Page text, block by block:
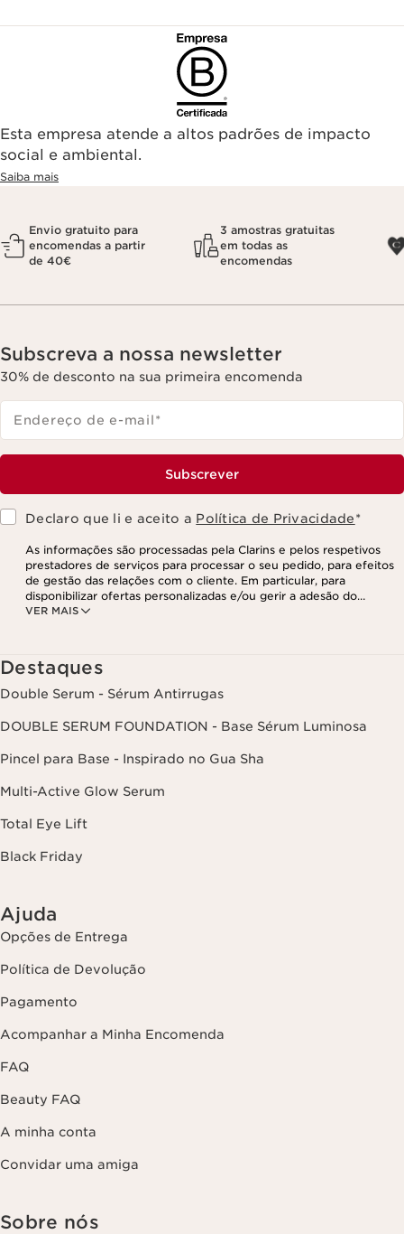
Esta empresa atende a altos padrões de impacto
social e ambiental.
Saiba mais
Envio gratuito para
encomendas a partir
de 40€
3 amostras gratuitas
em todas as
encomendas
Subscreva a nossa newsletter
30% de desconto na sua primeira encomenda
Endereço de e-mail*
Subscrever
Declaro que li e aceito a Política de Privacidade*
VER MAIS
As informações são processadas pela Clarins e pelos respetivos
prestadores de serviços para processar o seu pedido, para efeitos
de gestão das relações com o cliente. Em particular, para
disponibilizar ofertas personalizadas e/ou gerir a adesão do
utilizador ao nosso programa de fidelização e para criar o seu
as suas informações, assim como o direito de se opor e impedir o
respetivo processamento. Poderá exercer este direito,
contactando-nos. Para mais informações, consulte a nossa política
de privacidade, clicando aqui
Destaques
Double Serum - Sérum Antirrugas
DOUBLE SERUM FOUNDATION - Base Sérum Luminosa
Pincel para Base - Inspirado no Gua Sha
Multi-Active Glow Serum
Total Eye Lift
Black Friday
Ajuda
Opções de Entrega
Política de Devolução
Pagamento
Acompanhar a Minha Encomenda
FAQ
Beauty FAQ
A minha conta
Convidar uma amiga
Sobre nós